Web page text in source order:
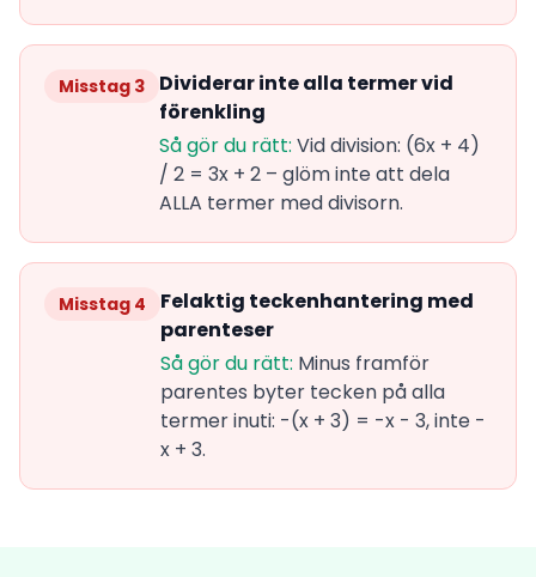
Misstag 3
Dividerar inte alla termer vid
förenkling
Så gör du rätt: Vid division: (6x + 4)
/ 2 = 3x + 2 – glöm inte att dela
ALLA termer med divisorn.
Misstag 4
Felaktig teckenhantering med
parenteser
Så gör du rätt: Minus framför
parentes byter tecken på alla
termer inuti: -(x + 3) = -x - 3, inte -
x + 3.